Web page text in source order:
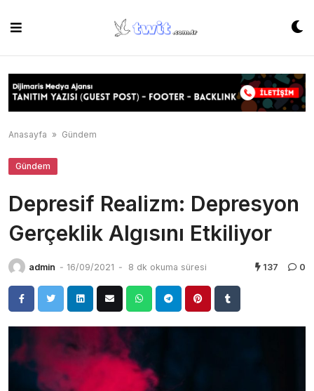
content
Anasayfa » Gündem
Gündem
Depresif Realizm: Depresyon
Gerçeklik Algısını Etkiliyor
admin - 16/09/2021 - 8 dk okuma süresi 137 0